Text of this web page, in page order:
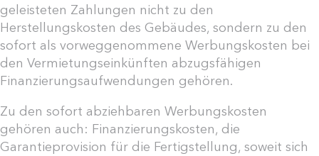
geleisteten Zahlungen nicht zu den
Herstellungskosten des Gebäudes, sondern zu den
sofort als vorweggenommene Werbungskosten bei
den Vermietungseinkünften abzugsfähigen
Finanzierungsaufwendungen gehören.
Zu den sofort abziehbaren Werbungskosten
gehören auch: Finanzierungskosten, die
Garantieprovision für die Fertigstellung, soweit sich